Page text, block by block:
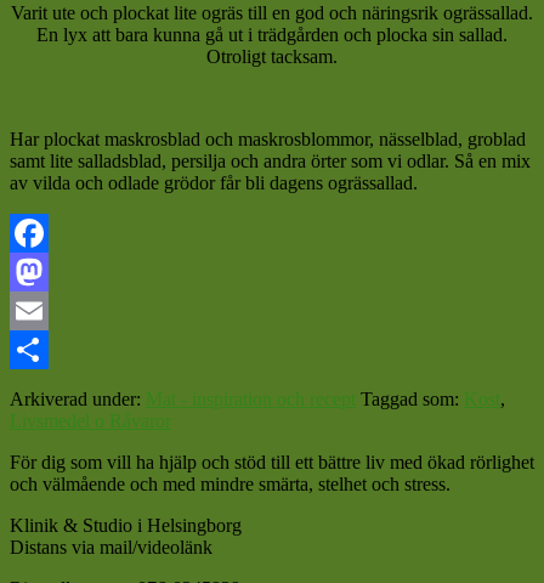
Varit ute och plockat lite ogräs till en god och näringsrik ogrässallad.
En lyx att bara kunna gå ut i trädgården och plocka sin sallad.
Otroligt tacksam.
Har plockat maskrosblad och maskrosblommor, nässelblad, groblad
samt lite salladsblad, persilja och andra örter som vi odlar. Så en mix
av vilda och odlade grödor får bli dagens ogrässallad.
Facebook
Mastodon
Email
Dela
Arkiverad under: Mat - inspiration och recept Taggad som: Kost,
Livsmedel o Råvaror
För dig som vill ha hjälp och stöd till ett bättre liv med ökad rörlighet
och välmående och med mindre smärta, stelhet och stress.
Klinik & Studio i Helsingborg
Distans via mail/videolänk